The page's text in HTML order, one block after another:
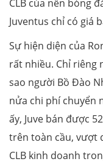
CLB của nền bóng
Juventus chỉ có giá
Sự hiện diện của
rất nhiều. Chỉ riêng
sao người Bồ Đào
nửa chi phí chuyển
ấy, Juve bán được
trên toàn cầu, vượt
CLB kinh doanh